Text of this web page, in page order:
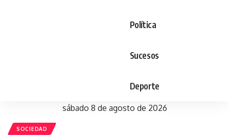
Política
Sucesos
Deporte
sábado 8 de agosto de 2026
SOCIEDAD